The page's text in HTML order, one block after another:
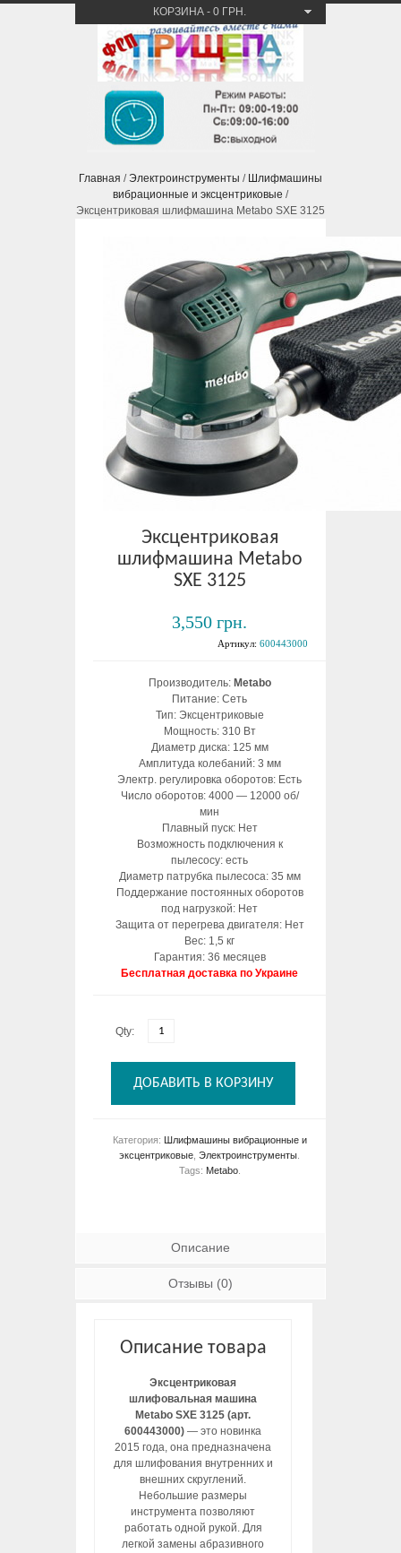
КОРЗИНА - 0 ГРН.
Главная /Электроинструменты / Шлифмашины
вибрационные и эксцентриковые /
Эксцентриковая шлифмашина Metabo SXE 3125
Эксцентриковая
шлифмашина Metabo
SXE 3125
3,550 грн.
Артикул: 600443000
Производитель: Metabo
Питание: Сеть
Тип: Эксцентриковые
Мощность: 310 Вт
Диаметр диска: 125 мм
Амплитуда колебаний: 3 мм
Электр. регулировка оборотов: Есть
Число оборотов: 4000 — 12000 об/
мин
Плавный пуск: Нет
Возможность подключения к
пылесосу: есть
Диаметр патрубка пылесоса: 35 мм
Поддержание постоянных оборотов
под нагрузкой: Нет
Защита от перегрева двигателя: Нет
Вес: 1,5 кг
Гарантия: 36 месяцев
Бесплатная доставка по Украине
Qty:
ДОБАВИТЬ В КОРЗИНУ
Категория: Шлифмашины вибрационные и
эксцентриковые Электроинструменты
Tags: Metabo.
Описание
Отзывы (0)
Описание товара
Эксцентриковая
шлифовальная машина
Metabo SXE 3125 (арт.
600443000) — это новинка
2015 года, она предназначена
для шлифования внутренних и
внешних скруглений.
Небольшие размеры
инструмента позволяют
работать одной рукой. Для
легкой замены абразивного